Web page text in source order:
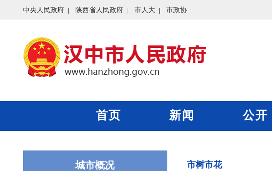
中央人民政府 陕西省人民政府 市人大 市政协
首页 新闻 公开
城市概况 市树市花